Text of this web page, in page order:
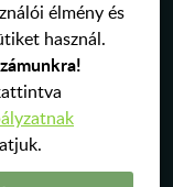
élmény és
használ.